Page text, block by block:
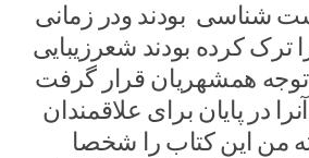
شناسی بودند ودر زمانی
ترک کرده بودند شعرزیبایی
همشهریان قرار گرفت
در پایان برای علاقمندان
من این کتاب را شخصا